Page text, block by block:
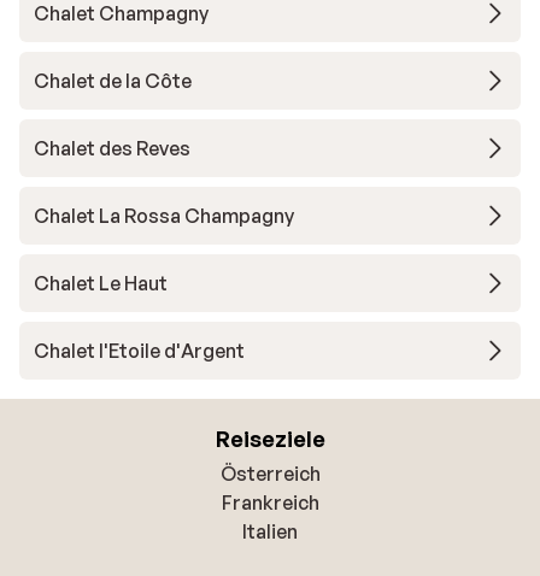
Chalet Champagny
Chalet de la Côte
Chalet des Reves
Chalet La Rossa Champagny
Chalet Le Haut
Chalet l'Etoile d'Argent
Reiseziele
Österreich
Frankreich
Italien